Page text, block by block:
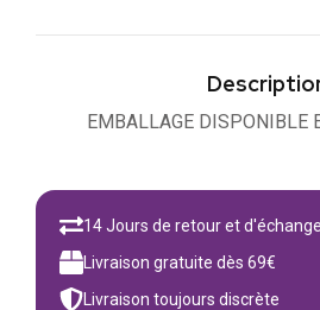
EMBALLAGE
14 Jours de retour et d'échange
Livraison gratuite dès 69€
Livraison toujours discrète